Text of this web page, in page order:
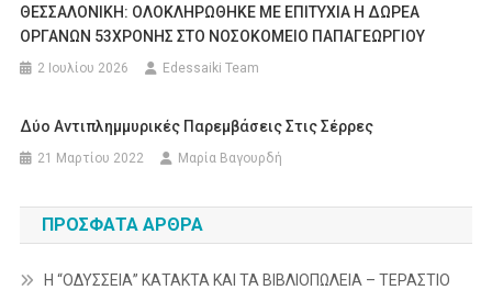
ΘΕΣΣΑΛΟΝΙΚΗ: ΟΛΟΚΛΗΡΩΘΗΚΕ ΜΕ ΕΠΙΤΥΧΙΑ Η ΔΩΡΕΑ
ΟΡΓΑΝΩΝ 53ΧΡΟΝΗΣ ΣΤΟ ΝΟΣΟΚΟΜΕΙΟ ΠΑΠΑΓΕΩΡΓΙΟΥ
2 Ιουλίου 2026 Edessaiki Team
Δύο Αντιπλημμυρικές Παρεμβάσεις Στις Σέρρες
21 Μαρτίου 2022 Μαρία Βαγουρδή
ΠΡΌΣΦΑΤΑ ΆΡΘΡΑ
Η “ΟΔΥΣΣΕΙΑ” ΚΑΤΑΚΤΑ ΚΑΙ ΤΑ ΒΙΒΛΙΟΠΩΛΕΙΑ – ΤΕΡΑΣΤΙΟ